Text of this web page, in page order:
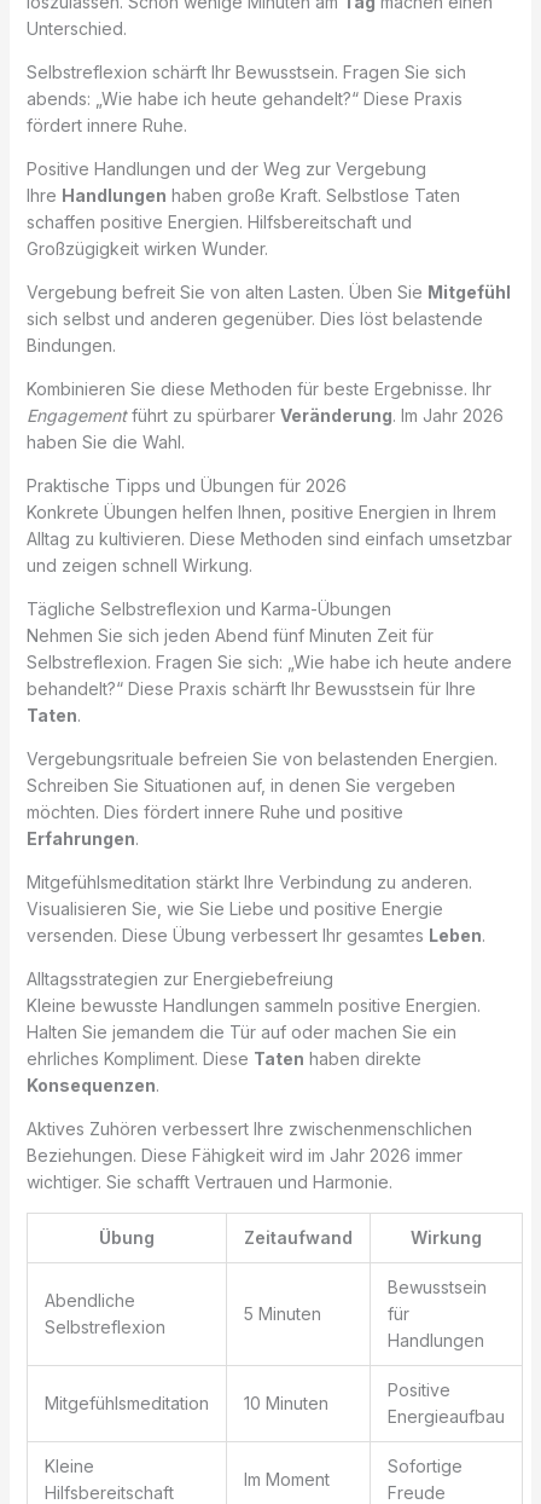
Unterschied.
Selbstreflexion schärft Ihr Bewusstsein. Fragen Sie sich
abends: „Wie habe ich heute gehandelt?“ Diese Praxis
fördert innere Ruhe.
Positive Handlungen und der Weg zur Vergebung
Ihre Handlungen haben große Kraft. Selbstlose Taten
schaffen positive Energien. Hilfsbereitschaft und
Großzügigkeit wirken Wunder.
Vergebung befreit Sie von alten Lasten. Üben Sie Mitgefühl
sich selbst und anderen gegenüber. Dies löst belastende
Bindungen.
Kombinieren Sie diese Methoden für beste Ergebnisse. Ihr
Engagementführt zu spürbarer Veränderung. Im Jahr 2026
haben Sie die Wahl.
Praktische Tipps und Übungen für 2026
Konkrete Übungen helfen Ihnen, positive Energien in Ihrem
Alltag zu kultivieren. Diese Methoden sind einfach umsetzbar
und zeigen schnell Wirkung.
Tägliche Selbstreflexion und Karma-Übungen
Nehmen Sie sich jeden Abend fünf Minuten Zeit für
Selbstreflexion. Fragen Sie sich: „Wie habe ich heute andere
behandelt?“ Diese Praxis schärft Ihr Bewusstsein für Ihre
Taten.
Vergebungsrituale befreien Sie von belastenden Energien.
Schreiben Sie Situationen auf, in denen Sie vergeben
möchten. Dies fördert innere Ruhe und positive
Erfahrungen.
Mitgefühlsmeditation stärkt Ihre Verbindung zu anderen.
Visualisieren Sie, wie Sie Liebe und positive Energie
versenden. Diese Übung verbessert Ihr gesamtes Leben.
Alltagsstrategien zur Energiebefreiung
Kleine bewusste Handlungen sammeln positive Energien.
Halten Sie jemandem die Tür auf oder machen Sie ein
ehrliches Kompliment. Diese Taten haben direkte
Konsequenzen.
Aktives Zuhören verbessert Ihre zwischenmenschlichen
Beziehungen. Diese Fähigkeit wird im Jahr 2026 immer
wichtiger. Sie schafft Vertrauen und Harmonie.
Übung Zeitaufwand Wirkung
Abendliche
Selbstreflexion
5 Minuten
Bewusstsein
für
Handlungen
Mitgefühlsmeditation 10 Minuten
Positive
Energieaufbau
Kleine
Hilfsbereitschaft
Im Moment
Sofortige
Freude